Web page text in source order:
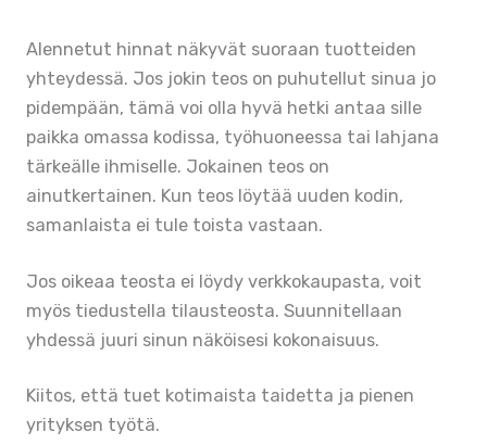
Alennetut hinnat näkyvät suoraan tuotteiden
yhteydessä. Jos jokin teos on puhutellut sinua jo
pidempään, tämä voi olla hyvä hetki antaa sille
paikka omassa kodissa, työhuoneessa tai lahjana
tärkeälle ihmiselle. Jokainen teos on
ainutkertainen. Kun teos löytää uuden kodin,
samanlaista ei tule toista vastaan.
Jos oikeaa teosta ei löydy verkkokaupasta, voit
myös tiedustella tilausteosta. Suunnitellaan
yhdessä juuri sinun näköisesi kokonaisuus.
Kiitos, että tuet kotimaista taidetta ja pienen
yrityksen työtä.